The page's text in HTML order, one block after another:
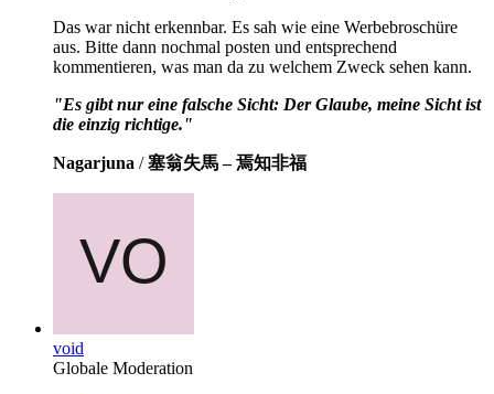
Das war nicht erkennbar. Es sah wie eine Werbebroschüre
aus. Bitte dann nochmal posten und entsprechend
kommentieren, was man da zu welchem Zweck sehen kann.
"Es gibt nur eine falsche Sicht: Der Glaube, meine Sicht ist
die einzig richtige."
Nagarjuna /塞翁失馬 – 焉知非福
void
Globale Moderation